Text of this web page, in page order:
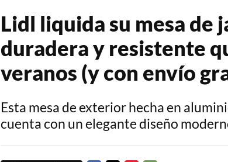
Lidl liquida su mesa de
duradera y resistente
veranos (y con envío
Esta mesa de exterior hecha en
cuenta con un elegante diseño